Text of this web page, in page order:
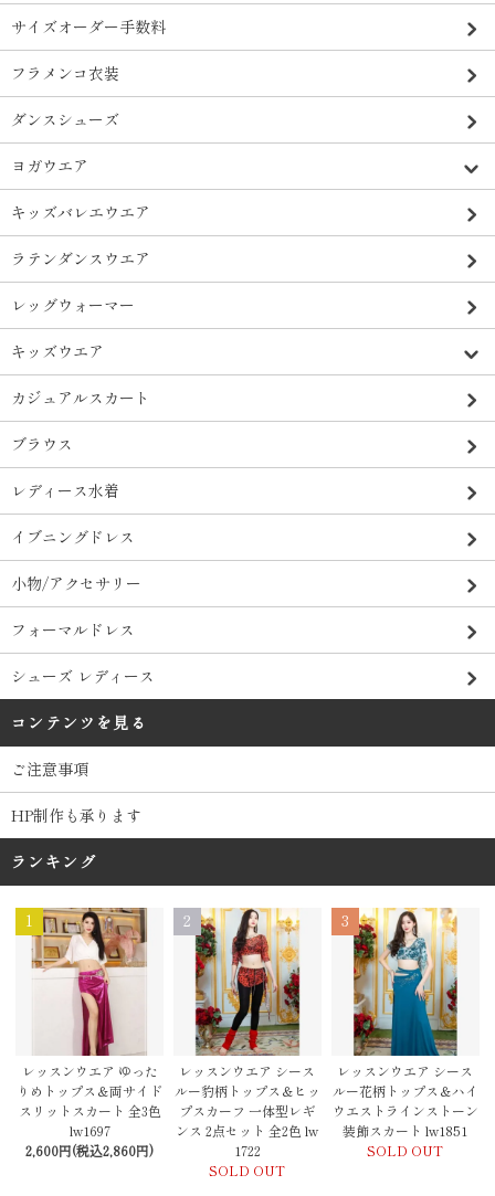
サイズオーダー手数料
フラメンコ衣装
ダンスシューズ
ヨガウエア
キッズバレエウエア
ラテンダンスウエア
レッグウォーマー
キッズウエア
カジュアルスカート
ブラウス
レディース水着
イブニングドレス
小物/アクセサリー
フォーマルドレス
シューズ レディース
コンテンツを見る
ご注意事項
HP制作も承ります
ランキング
1
レッスンウエア ゆった
りめトップス＆両サイド
スリットスカート 全3色
lw1697
2,600円(税込2,860円)
2
レッスンウエア シース
ルー豹柄トップス＆ヒッ
プスカーフ 一体型レギ
ンス 2点セット 全2色 lw
1722
SOLD OUT
3
レッスンウエア シース
ルー花柄トップス＆ハイ
ウエストラインストーン
装飾スカート lw1851
SOLD OUT